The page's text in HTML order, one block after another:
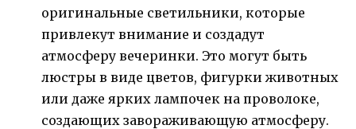
оригинальные светильники, которые
привлекут внимание и создадут
атмосферу вечеринки. Это могут быть
люстры в виде цветов, фигурки животных
или даже ярких лампочек на проволоке,
создающих завораживающую атмосферу.